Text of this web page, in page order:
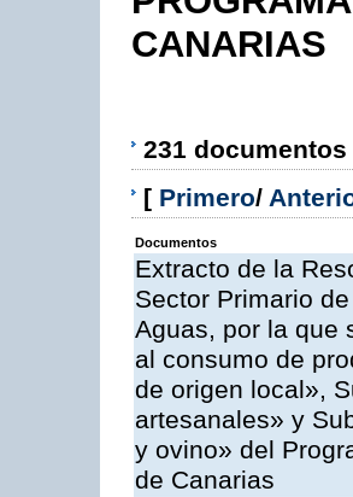
CANARIAS
231
[ Primero/
Documentos
Extracto de la
Sector Primario
Aguas, por la que
al consumo de
de origen local»,
artesanales» y
y ovino» del
de Canarias